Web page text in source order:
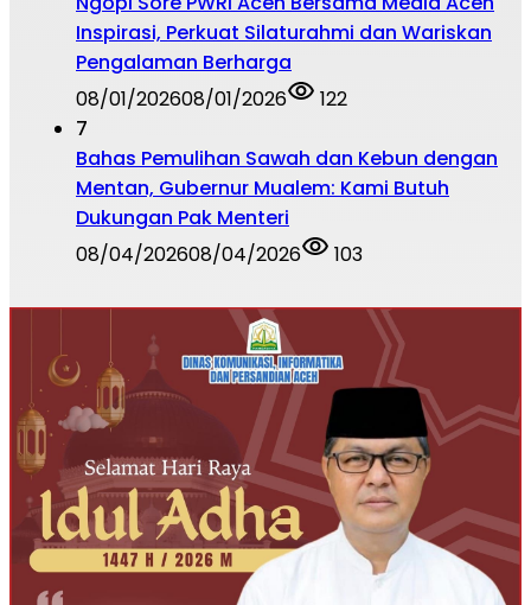
Inspirasi, Perkuat Silaturahmi dan Wariskan
Pengalaman Berharga
08/01/202608/01/2026
122
7
Bahas Pemulihan Sawah dan Kebun dengan
Mentan, Gubernur Mualem: Kami Butuh
Dukungan Pak Menteri
08/04/202608/04/2026 103